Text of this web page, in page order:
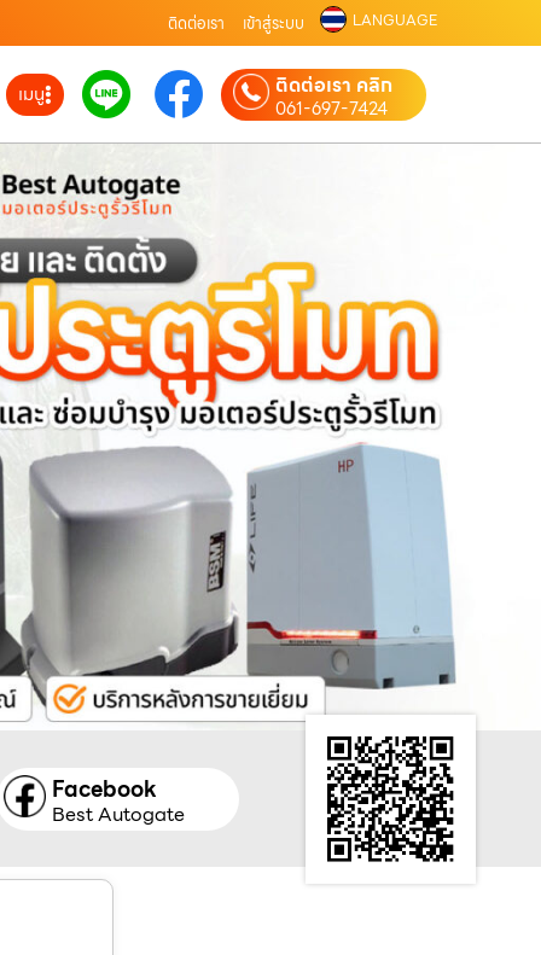
ติดต่อเรา เข้าสู่ระบบ LANGUAGE
เมนู ติดต่อเรา คลิก
061-697-7424
Facebook
Best Autogate